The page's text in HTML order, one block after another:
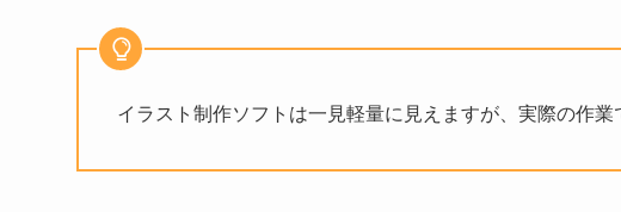
イラスト制作ソフトは一見軽量に見えますが、実際の作業